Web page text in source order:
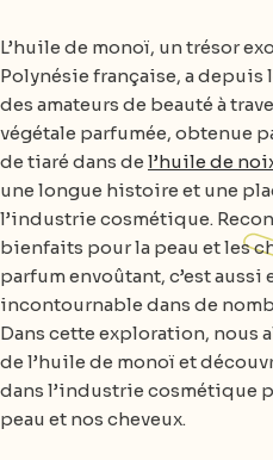
L’huile de monoï, un trésor
Polynésie française, a
des amateurs de beauté à
végétale parfumée, obtenue
de tiaré dans de l’huile de
une longue histoire et une
l’industrie cosmétique.
bienfaits pour la peau et les
parfum envoûtant, c’est
incontournable dans de
Dans cette exploration, nous
de l’huile de monoï et
dans l’industrie cosmétique
peau et nos cheveux.